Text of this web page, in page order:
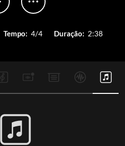
Tempo: 4/4 Duração: 2:38